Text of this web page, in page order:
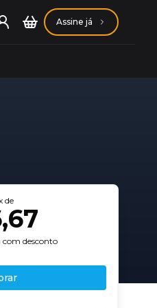
Assine já
de
com desconto